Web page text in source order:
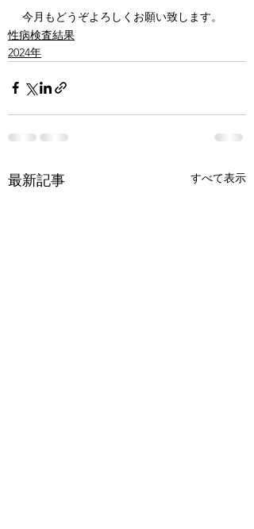
今月もどうぞよろしくお願い致します。
性病検査結果
2024年
最新記事 すべて表示